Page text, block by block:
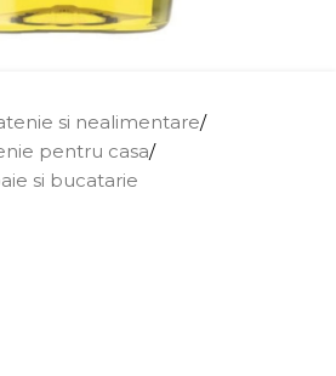
si nealimentare/
pentru casa/
si bucatarie